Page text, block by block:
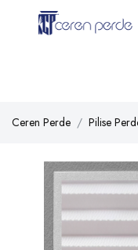
Ceren Perde Pilise